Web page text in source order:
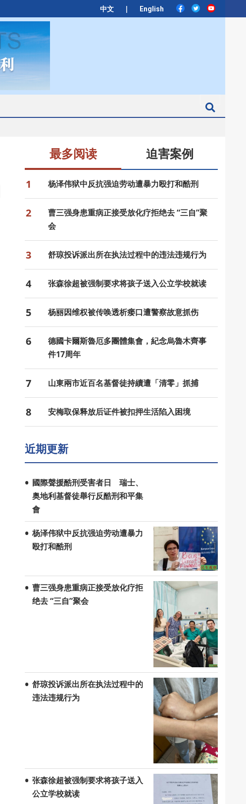
中文 | English
最多阅读 迫害案例
1 杨泽伟狱中反抗强迫劳动遭暴力殴打和酷刑
2
曹三强身患重病正接受放化疗拒绝去 “三自”聚
会
3 舒琼投诉派出所在执法过程中的违法违规行为
4 张森徐超被强制要求将孩子送入公立学校就读
5 杨丽因维权被传唤透析瘘口遭警察故意抓伤
6
德國卡爾斯魯厄多團體集會，紀念烏魯木齊事
件17周年
7 山東兩市近百名基督徒持續遭「清零」抓捕
8 安梅取保释放后证件被扣押生活陷入困境
近期更新
國際聲援酷刑受害者日 瑞士、
奥地利基督徒舉行反酷刑和平集
會
杨泽伟狱中反抗强迫劳动遭暴力
殴打和酷刑
曹三强身患重病正接受放化疗拒
绝去 “三自”聚会
舒琼投诉派出所在执法过程中的
违法违规行为
张森徐超被强制要求将孩子送入
公立学校就读